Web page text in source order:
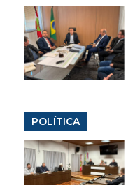
POLÍTICA